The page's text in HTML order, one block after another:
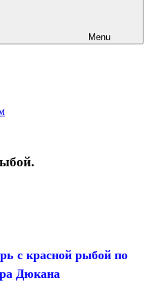
Menu
с красной рыбой по
Дюкана